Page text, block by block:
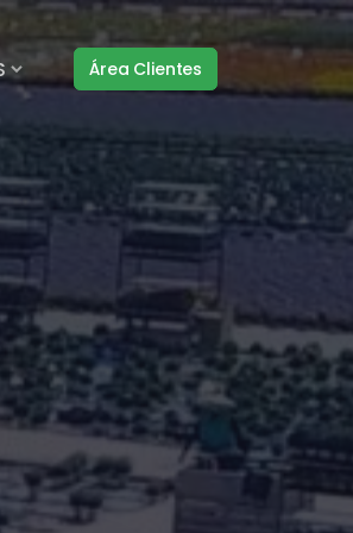
Área Clientes